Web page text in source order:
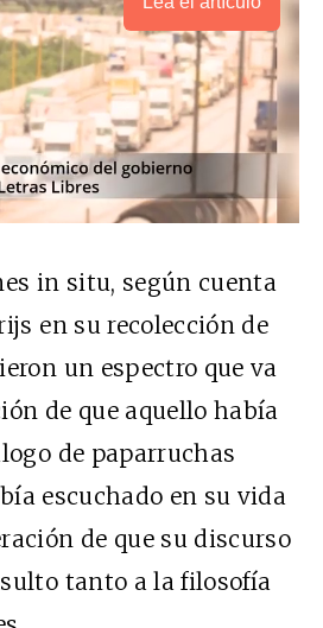
in situ, según cuenta
en su recolección de
un espectro que va
de que aquello había
de paparruchas
escuchado en su vida
de que su discurso
tanto a la filosofía